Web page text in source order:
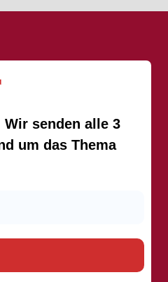
senden alle 3
um das Thema